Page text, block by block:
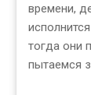
времени,
тогда они
пытаемся